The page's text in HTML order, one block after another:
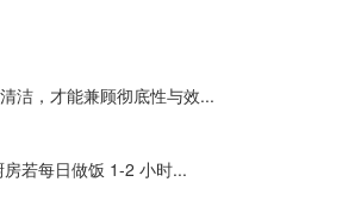
洁，才能兼顾彻底性与效...
若每日做饭 1-2 小时...